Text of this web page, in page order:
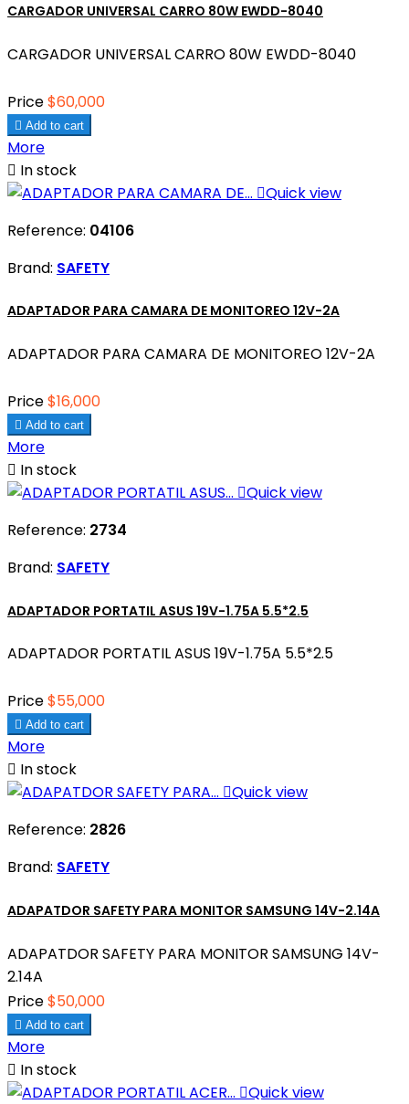
CARGADOR UNIVERSAL CARRO 80W EWDD-8040
CARGADOR UNIVERSAL CARRO 80W EWDD-8040
Price$60,000
 Add to cart
More
 In stock
Quick view
Reference: 04106
Brand: SAFETY
ADAPTADOR PARA CAMARA DE MONITOREO 12V-2A
ADAPTADOR PARA CAMARA DE MONITOREO 12V-2A
Price$16,000
 Add to cart
More
 In stock
Quick view
Reference: 2734
Brand: SAFETY
ADAPTADOR PORTATIL ASUS 19V-1.75A 5.5*2.5
ADAPTADOR PORTATIL ASUS 19V-1.75A 5.5*2.5
Price$55,000
 Add to cart
More
 In stock
Quick view
Reference: 2826
Brand: SAFETY
ADAPATDOR SAFETY PARA MONITOR SAMSUNG 14V-2.14A
ADAPATDOR SAFETY PARA MONITOR SAMSUNG 14V-
2.14A
Price$50,000
 Add to cart
More
 In stock
Quick view